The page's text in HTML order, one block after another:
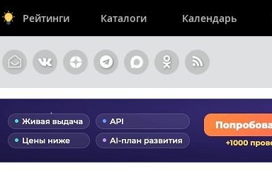
Рейтинги Каталоги Календарь